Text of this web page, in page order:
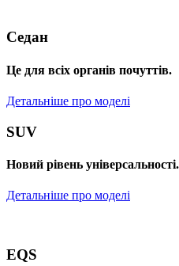
Седан
Це для всіх органів почуттів.
Детальніше про моделі
SUV
Новий рівень універсальності.
Детальніше про моделі
EQS